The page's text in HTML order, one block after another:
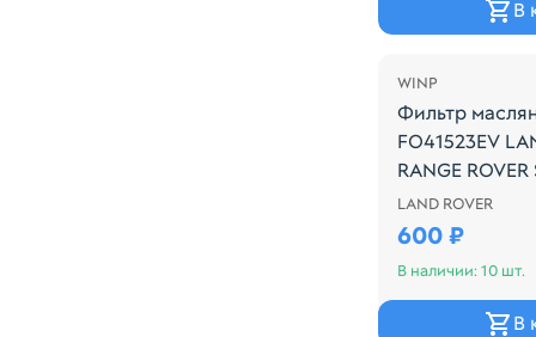
В
WINP
Фильтр
FO41523EV
RANGE
LAND ROVER
600 ₽
В наличии: 10 шт.
В